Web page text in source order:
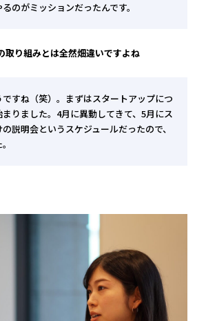
のがミッションだったんです。
取り組みとは全然畑違いですよね
ですね（笑）。まずはスタートアップにつ
りました。4月に異動してきて、5月にス
説明会というスケジュールだったので、